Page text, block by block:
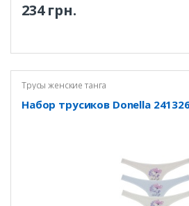
234 грн.
Трусы женские танга
Набор трусиков Donella